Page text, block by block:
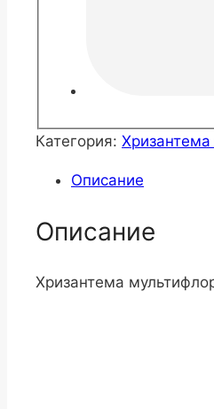
Категория:
Описание
Описание
Хризантема